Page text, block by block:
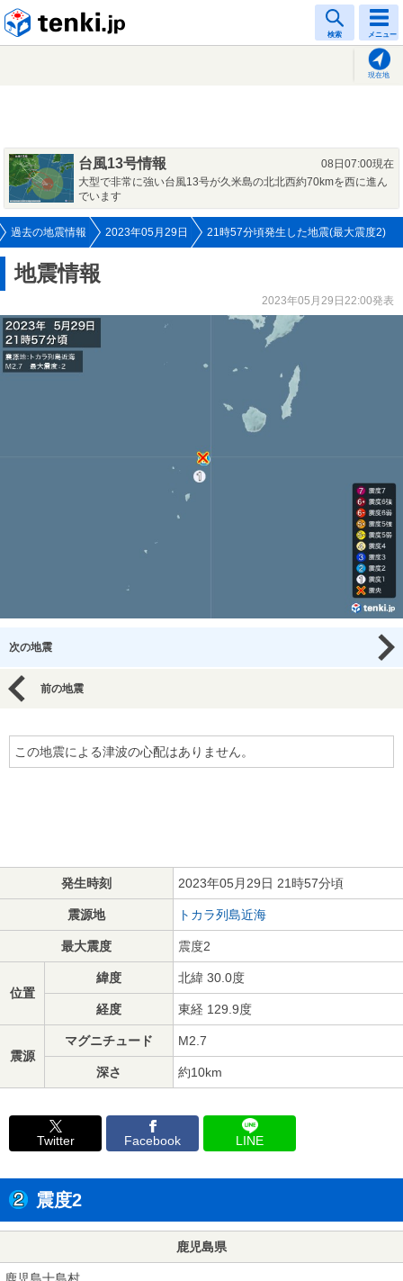
検索 メニュー
現在地
台風13号情報
08日07:00現在
大型で非常に強い台風13号が久米島の北北西約70kmを西に進ん
でいます
過去の地震情報 2023年05月29日 21時57分頃発生した地震(最大震度2)
地震情報
2023年05月29日22:00発表
次の地震
前の地震
この地震による津波の心配はありません。
発生時刻 2023年05月29日 21時57分頃
震源地 トカラ列島近海
最大震度 震度2
位置
緯度 北緯 30.0度
経度 東経 129.9度
震源
マグニチュード M2.7
深さ 約10km
Twitter Facebook LINE
震度2
鹿児島県
鹿児島十島村